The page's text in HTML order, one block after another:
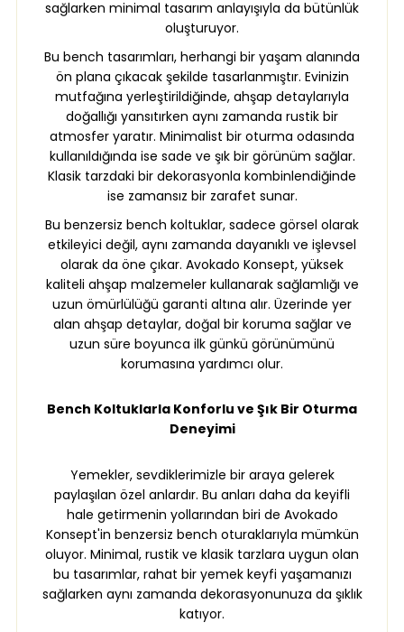
sağlarken minimal tasarım anlayışıyla da bütünlük
oluşturuyor.
Bu bench tasarımları, herhangi bir yaşam alanında
ön plana çıkacak şekilde tasarlanmıştır. Evinizin
mutfağına yerleştirildiğinde, ahşap detaylarıyla
doğallığı yansıtırken aynı zamanda rustik bir
atmosfer yaratır. Minimalist bir oturma odasında
kullanıldığında ise sade ve şık bir görünüm sağlar.
Klasik tarzdaki bir dekorasyonla kombinlendiğinde
ise zamansız bir zarafet sunar.
Bu benzersiz bench koltuklar, sadece görsel olarak
etkileyici değil, aynı zamanda dayanıklı ve işlevsel
olarak da öne çıkar. Avokado Konsept, yüksek
kaliteli ahşap malzemeler kullanarak sağlamlığı ve
uzun ömürlülüğü garanti altına alır. Üzerinde yer
alan ahşap detaylar, doğal bir koruma sağlar ve
uzun süre boyunca ilk günkü görünümünü
korumasına yardımcı olur.
Bench Koltuklarla Konforlu ve Şık Bir Oturma
Deneyimi
Yemekler, sevdiklerimizle bir araya gelerek
paylaşılan özel anlardır. Bu anları daha da keyifli
hale getirmenin yollarından biri de Avokado
Konsept'in benzersiz bench oturaklarıyla mümkün
oluyor. Minimal, rustik ve klasik tarzlara uygun olan
bu tasarımlar, rahat bir yemek keyfi yaşamanızı
sağlarken aynı zamanda dekorasyonunuza da şıklık
katıyor.